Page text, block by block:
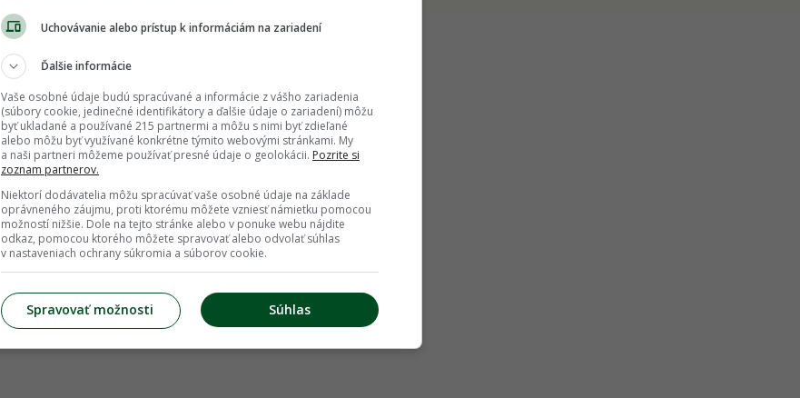
Uchovávanie alebo prístup k informáciám na zariadení
Ďalšie informácie
Vaše osobné údaje budú spracúvané a informácie z vášho zariadenia
(súbory cookie, jedinečné identifikátory a ďalšie údaje o zariadení) môžu
byť ukladané a používané 215 partnermi a môžu s nimi byť zdieľané
alebo môžu byť využívané konkrétne týmito webovými stránkami. My
a naši partneri môžeme používať presné údaje o geolokácii. Pozrite si
zoznam partnerov.
Niektorí dodávatelia môžu spracúvať vaše osobné údaje na základe
oprávneného záujmu, proti ktorému môžete vzniesť námietku pomocou
možností nižšie. Dole na tejto stránke alebo v ponuke webu nájdite
odkaz, pomocou ktorého môžete spravovať alebo odvolať súhlas
v nastaveniach ochrany súkromia a súborov cookie.
Súhlas
Spravovať možnosti